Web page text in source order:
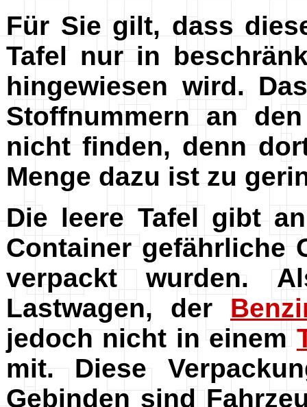
Für Sie gilt, dass
Tafel nur in
hingewiesen wird.
Stoffnummern an
nicht finden, denn
Menge dazu ist zu
Die leere Tafel gibt
Container gefährliche
verpackt wurden.
Lastwagen, der
jedoch nicht in einem
mit. Diese
Gebinden sind